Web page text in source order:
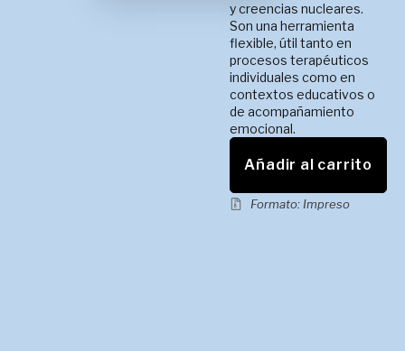
y creencias nucleares.
Son una herramienta
flexible, útil tanto en
procesos terapéuticos
individuales como en
contextos educativos o
de acompañamiento
emocional.
Añadir al carrito
Formato: Impreso